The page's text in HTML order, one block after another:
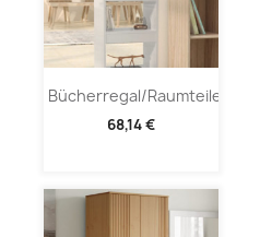
Bücherregal/Raumteiler...
68,14 €